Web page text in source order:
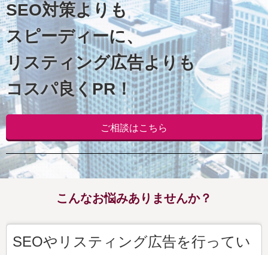
SEO対策よりも
スピーディーに、
リスティング広告よりも
コスパ良くPR！
ご相談はこちら
こんなお悩みありませんか？
SEOやリスティング広告を行ってい